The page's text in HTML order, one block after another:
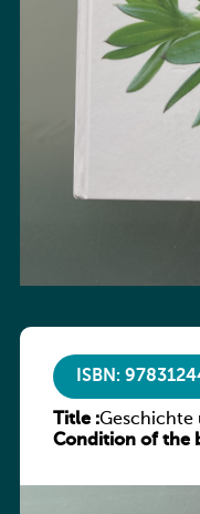
ISBN:
Title :Geschichte
Rheinland-
Condition of the